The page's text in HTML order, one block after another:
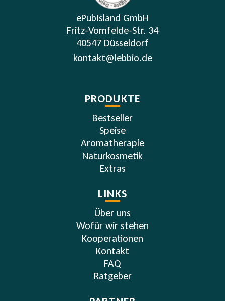
ePubIsland GmbH
Fritz-Vomfelde-Str. 34
40547 Düsseldorf
kontakt@lebbio.de
PRODUKTE
Bestseller
Speise
Aromatherapie
Naturkosmetik
Extras
LINKS
Über uns
Wofür wir stehen
Kooperationen
Kontakt
FAQ
Ratgeber